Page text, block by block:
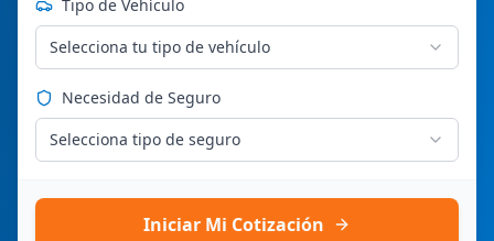
Tipo de Vehículo
Selecciona tu tipo de vehículo
Necesidad de Seguro
Selecciona tipo de seguro
Iniciar Mi Cotización